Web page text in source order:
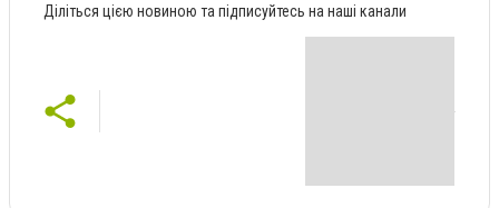
Діліться цією новиною та підписуйтесь на наші канали